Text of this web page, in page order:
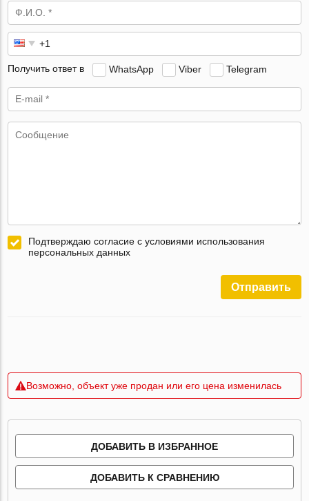
Получить ответ в WhatsApp Viber Telegram
Подтверждаю согласие с условиями использования
персональных данных
Отправить
Возможно, объект уже продан или его цена изменилась
ДОБАВИТЬ В ИЗБРАННОЕ
ДОБАВИТЬ К СРАВНЕНИЮ